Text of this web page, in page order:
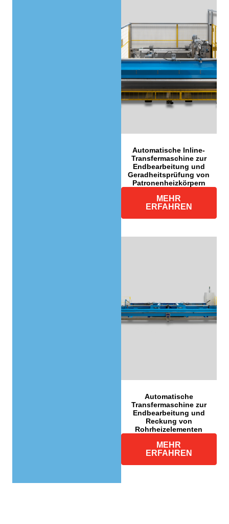
Automatische Inline-
Transfermaschine zur
Endbearbeitung und
Geradheitsprüfung von
Patronenheizkörpern
MEHR
ERFAHREN
Automatische
Transfermaschine zur
Endbearbeitung und
Reckung von
Rohrheizelementen
MEHR
ERFAHREN